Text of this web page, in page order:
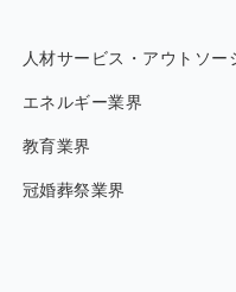
人材サービス・アウトソー
エネルギー業界
教育業界
冠婚葬祭業界